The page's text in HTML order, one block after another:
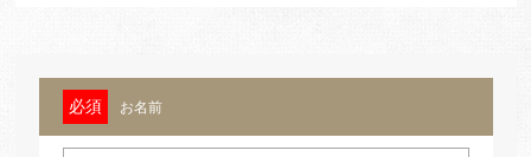
お名前